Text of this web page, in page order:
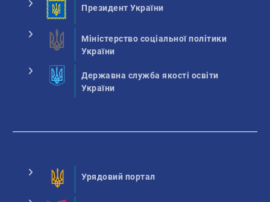
Президент України
Міністерство соціальної політики
України
Державна служба якості освіти
України
Урядовий портал